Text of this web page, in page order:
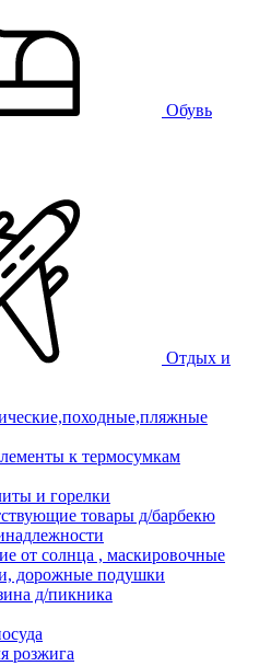
Обувь
Отдых и
к термосумкам
и горелки
товары д/барбекю
от солнца , маскировочные
дорожные подушки
д/пикника
розжига